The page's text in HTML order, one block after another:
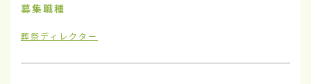
募集職種
葬祭ディレクター